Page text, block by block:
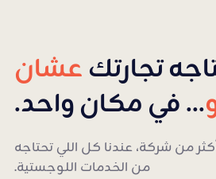
تجارتكعشان
... في مكان واحد.
من شركة، عندنا كل اللي تحتاجه
من الخدمات اللوجستية.